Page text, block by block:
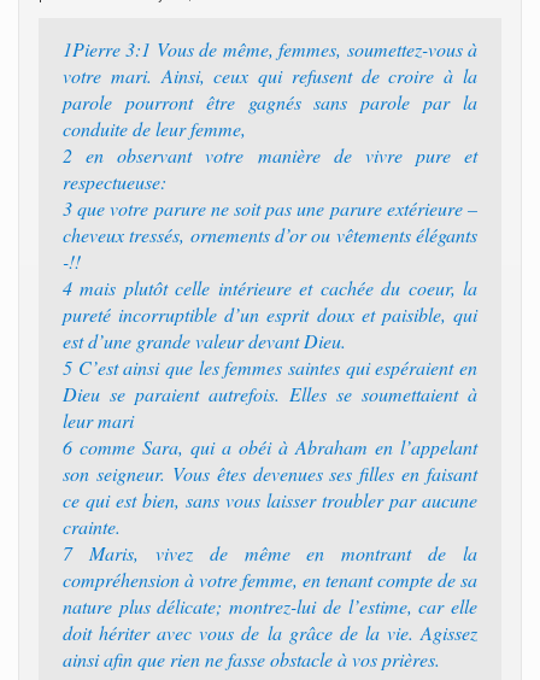
1Pierre 3:1 Vous de même, femmes, soumettez-vous à
votre mari. Ainsi, ceux qui refusent de croire à la
parole pourront être gagnés sans parole par la
conduite de leur femme,
2 en observant votre manière de vivre pure et
respectueuse:
3 que votre parure ne soit pas une parure extérieure –
cheveux tressés, ornements d’or ou vêtements élégants
-!!
4 mais plutôt celle intérieure et cachée du coeur, la
pureté incorruptible d’un esprit doux et paisible, qui
est d’une grande valeur devant Dieu.
5 C’est ainsi que les femmes saintes qui espéraient en
Dieu se paraient autrefois. Elles se soumettaient à
leur mari
6 comme Sara, qui a obéi à Abraham en l’appelant
son seigneur. Vous êtes devenues ses filles en faisant
ce qui est bien, sans vous laisser troubler par aucune
crainte.
7 Maris, vivez de même en montrant de la
compréhension à votre femme, en tenant compte de sa
nature plus délicate; montrez-lui de l’estime, car elle
doit hériter avec vous de la grâce de la vie. Agissez
ainsi afin que rien ne fasse obstacle à vos prières.